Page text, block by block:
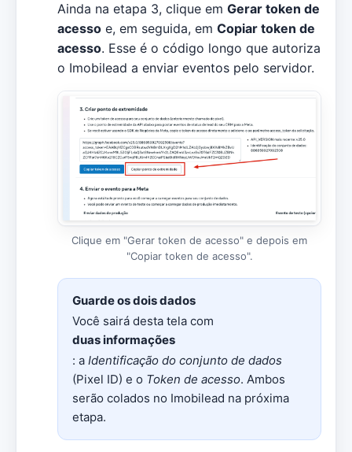
Ainda na etapa 3, clique em Gerar token de
acesso e, em seguida, em Copiar token de
acesso. Esse é o código longo que autoriza
o Imobilead a enviar eventos pelo servidor.
Clique em "Gerar token de acesso" e depois em
"Copiar token de acesso".
Guarde os dois dados
Você sairá desta tela com
duas informações
: a Identificação do conjunto de dados
(Pixel ID) e o Token de acesso. Ambos
serão colados no Imobilead na próxima
etapa.